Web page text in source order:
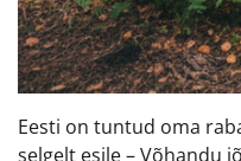
Eesti on tuntud oma
selgelt esile – Võhandu